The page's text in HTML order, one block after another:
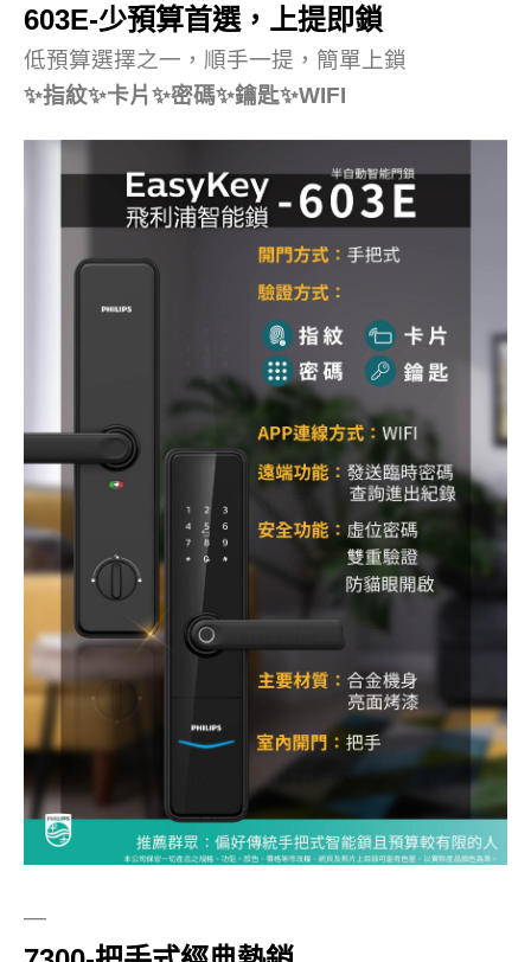
603E-少預算首選，上提即鎖
低預算選擇之一，順手一提，簡單上鎖
✨指紋✨卡片✨密碼✨鑰匙✨WIFI
—